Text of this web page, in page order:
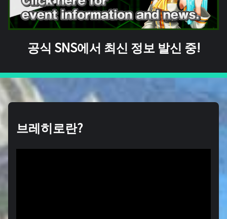
공식 SNS에서 최신 정보 발신 중!
브레히로란?